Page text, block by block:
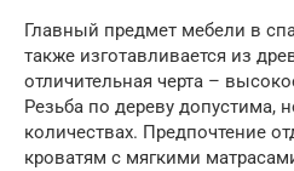
Главный предмет мебели в
также изготавливается из
отличительная черта –
Резьба по дереву допустима,
количествах. Предпочтение
кроватям с мягкими